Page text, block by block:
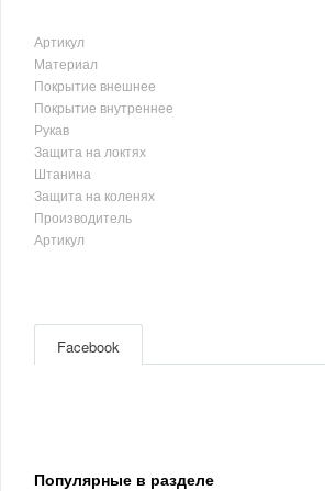
Артикул
Материал
Покрытие внешнее
Покрытие внутреннее
Рукав
Защита на локтях
Штанина
Защита на коленях
Производитель
Артикул
Facebook
Популярные в разделе